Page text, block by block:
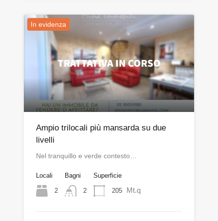
In evidenza
Ampio trilocali più mansarda su due
livelli
Nel tranquillo e verde contesto…
Locali
2
Bagni
2
Superficie
205 Mt.q